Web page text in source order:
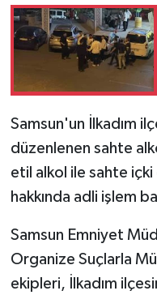
Samsun'un İlkadım
düzenlenen sahte
etil alkol ile sahte
hakkında adli işlem
Samsun Emniyet
Organize Suçlarla
ekipleri, İlkadım